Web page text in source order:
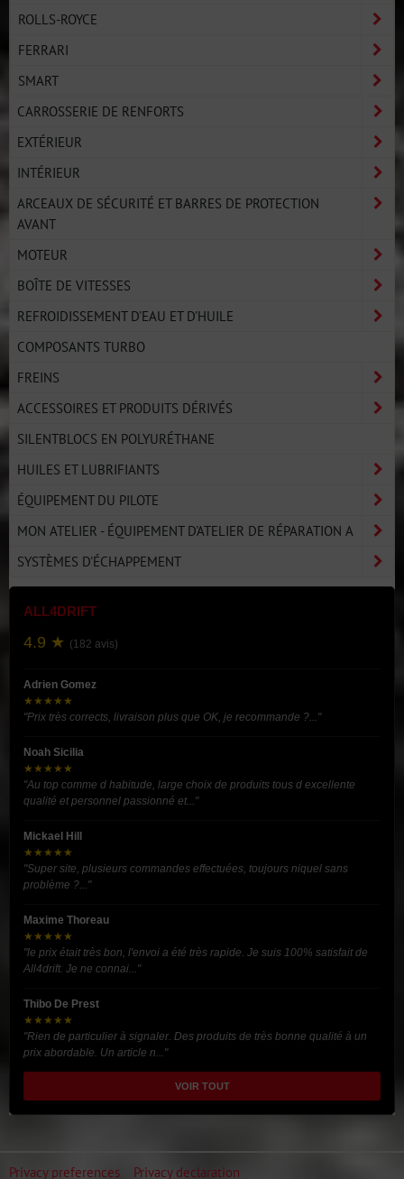
ROLLS-ROYCE
FERRARI
SMART
CARROSSERIE DE RENFORTS
EXTÉRIEUR
INTÉRIEUR
ARCEAUX DE SÉCURITÉ ET BARRES DE PROTECTION
AVANT
MOTEUR
BOÎTE DE VITESSES
REFROIDISSEMENT D'EAU ET D'HUILE
COMPOSANTS TURBO
FREINS
ACCESSOIRES ET PRODUITS DÉRIVÉS
SILENTBLOCS EN POLYURÉTHANE
HUILES ET LUBRIFIANTS
ÉQUIPEMENT DU PILOTE
MON ATELIER - ÉQUIPEMENT D'ATELIER DE RÉPARATION A
SYSTÈMES D'ÉCHAPPEMENT
ALL4DRIFT
4.9 ★ (182 avis)
Adrien Gomez
★★★★★
"Prix très corrects, livraison plus que OK, je recommande ?..."
Noah Sicilia
★★★★★
"Au top comme d habitude, large choix de produits tous d excellente
qualité et personnel passionné et..."
Mickael Hill
★★★★★
"Super site, plusieurs commandes effectuées, toujours niquel sans
problème ?..."
Maxime Thoreau
★★★★★
"le prix était très bon, l'envoi a été très rapide. Je suis 100% satisfait de
All4drift. Je ne connai..."
Thibo De Prest
★★★★★
"Rien de particulier à signaler. Des produits de très bonne qualité à un
prix abordable. Un article n..."
VOIR TOUT
Privacy preferences Privacy declaration